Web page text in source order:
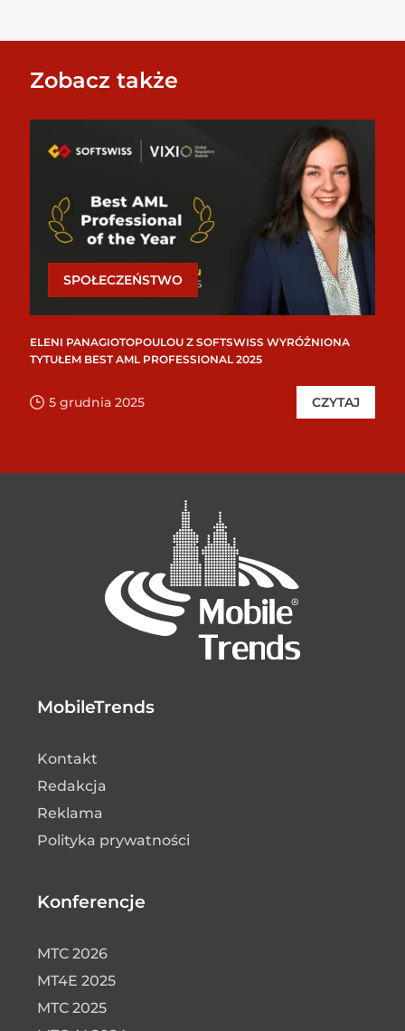
Zobacz także
SPOŁECZEŃSTWO
ELENI PANAGIOTOPOULOU Z SOFTSWISS WYRÓŻNIONA
TYTUŁEM BEST AML PROFESSIONAL 2025
5 grudnia 2025 CZYTAJ
MobileTrends
Kontakt
Redakcja
Reklama
Polityka prywatności
Konferencje
MTC 2026
MT4E 2025
MTC 2025